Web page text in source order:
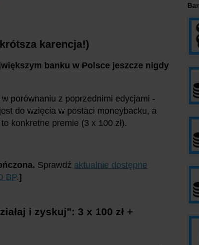
karencja!)
banku w Polsce jeszcze nigdy
porównaniu z poprzednimi edycjami -
do wzięcia w postaci moneybacku, a
konkretne premie (3 x 100 zł).
Sprawdź aktualnie dostępne
BP.]
i zyskuj": 3 x 100 zł +